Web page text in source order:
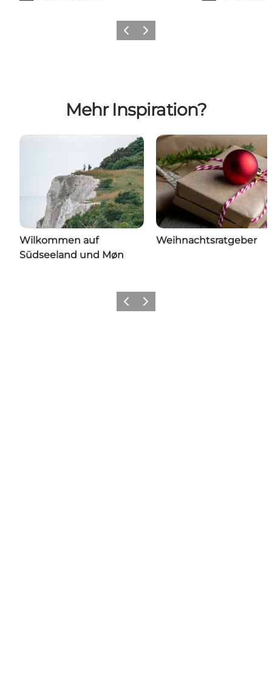
ZurückWeiter
Mehr Inspiration?
Wilkommen auf
Südseeland und Møn
Weihnachtsratgeber
ZurückWeiter